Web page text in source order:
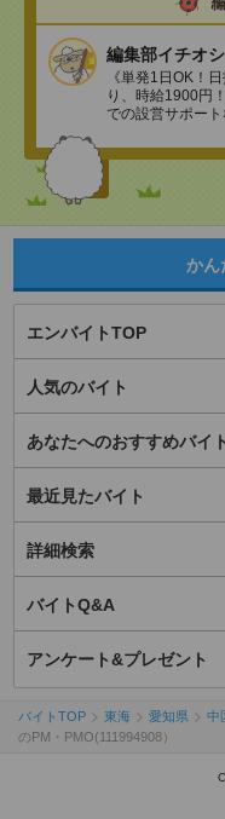
編集部イチオシ
《単発1日OK！
り、時給1900円
での設営サポー
かん
エンバイトTOP
人気のバイト
あなたへのおすすめバイト
最近見たバイト
詳細検索
バイトQ&A
アンケート&プレゼント
バイトTOP 東海 愛知県 中
のPM・PMO(111994908）